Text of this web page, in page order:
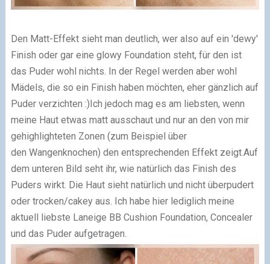
Den Matt-Effekt sieht man deutlich, wer also auf ein 'dewy'
Finish oder gar eine glowy Foundation steht, für den ist
das Puder wohl nichts. In der Regel werden aber wohl
Mädels, die so ein Finish haben möchten, eher gänzlich auf
Puder verzichten :)Ich jedoch mag es am liebsten, wenn
meine Haut etwas matt ausschaut und nur an den von mir
gehighlighteten Zonen (zum Beispiel über
den Wangenknochen) den entsprechenden Effekt zeigt.Auf
dem unteren Bild seht ihr, wie natürlich das Finish des
Puders wirkt. Die Haut sieht natürlich und nicht überpudert
oder trocken/cakey aus. Ich habe hier lediglich meine
aktuell liebste Laneige BB Cushion Foundation, Concealer
und das Puder aufgetragen.